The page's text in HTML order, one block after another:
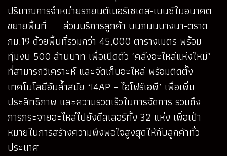
ปริมาณการจำหน่ายรถยนต์เมอร์เซเดส-เบนซ์ในอนาคต
ขยายพื้นที่ ส่วนบริการลูกค้า บนถนนบางนา-ตราด
กม.19 ด้วยพื้นที่รวมกว่า 45,000 ตารางเมตร พร้อม
ทุ่มงบ 500 ล้านบาท เพื่อเปิดตัว ‘คลังอะไหล่แห่งใหม่’
ที่สามารถวิเคราะห์ และจัดเก็บอะไหล่ พร้อมติดตั้ง
เทคโนโลยีอันล้ำสมัย ‘I4AP – ไอโฟร์เอพี’ เพื่อเพิ่ม
ประสิทธิภาพ และความรวดเร็วในการจัดการ รวมถึง
การกระจายอะไหล่ไปยังดีลเลอร์ทั้ง 32 แห่ง เพื่อเป้า
หมายในการสร้างความพึงพอใจสูงสุดให้กับลูกค้าทั่ว
ประเทศ